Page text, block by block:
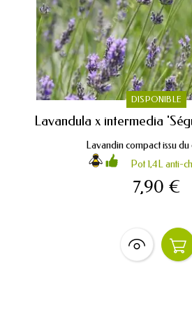
DISPONIBLE
Lavandula x intermedia
Lavandin compact issu
Pot 1,4L anti-
7,90 €